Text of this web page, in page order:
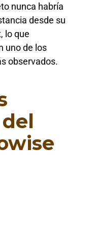
nunca habría
desde su
lo que
uno de los
observados.